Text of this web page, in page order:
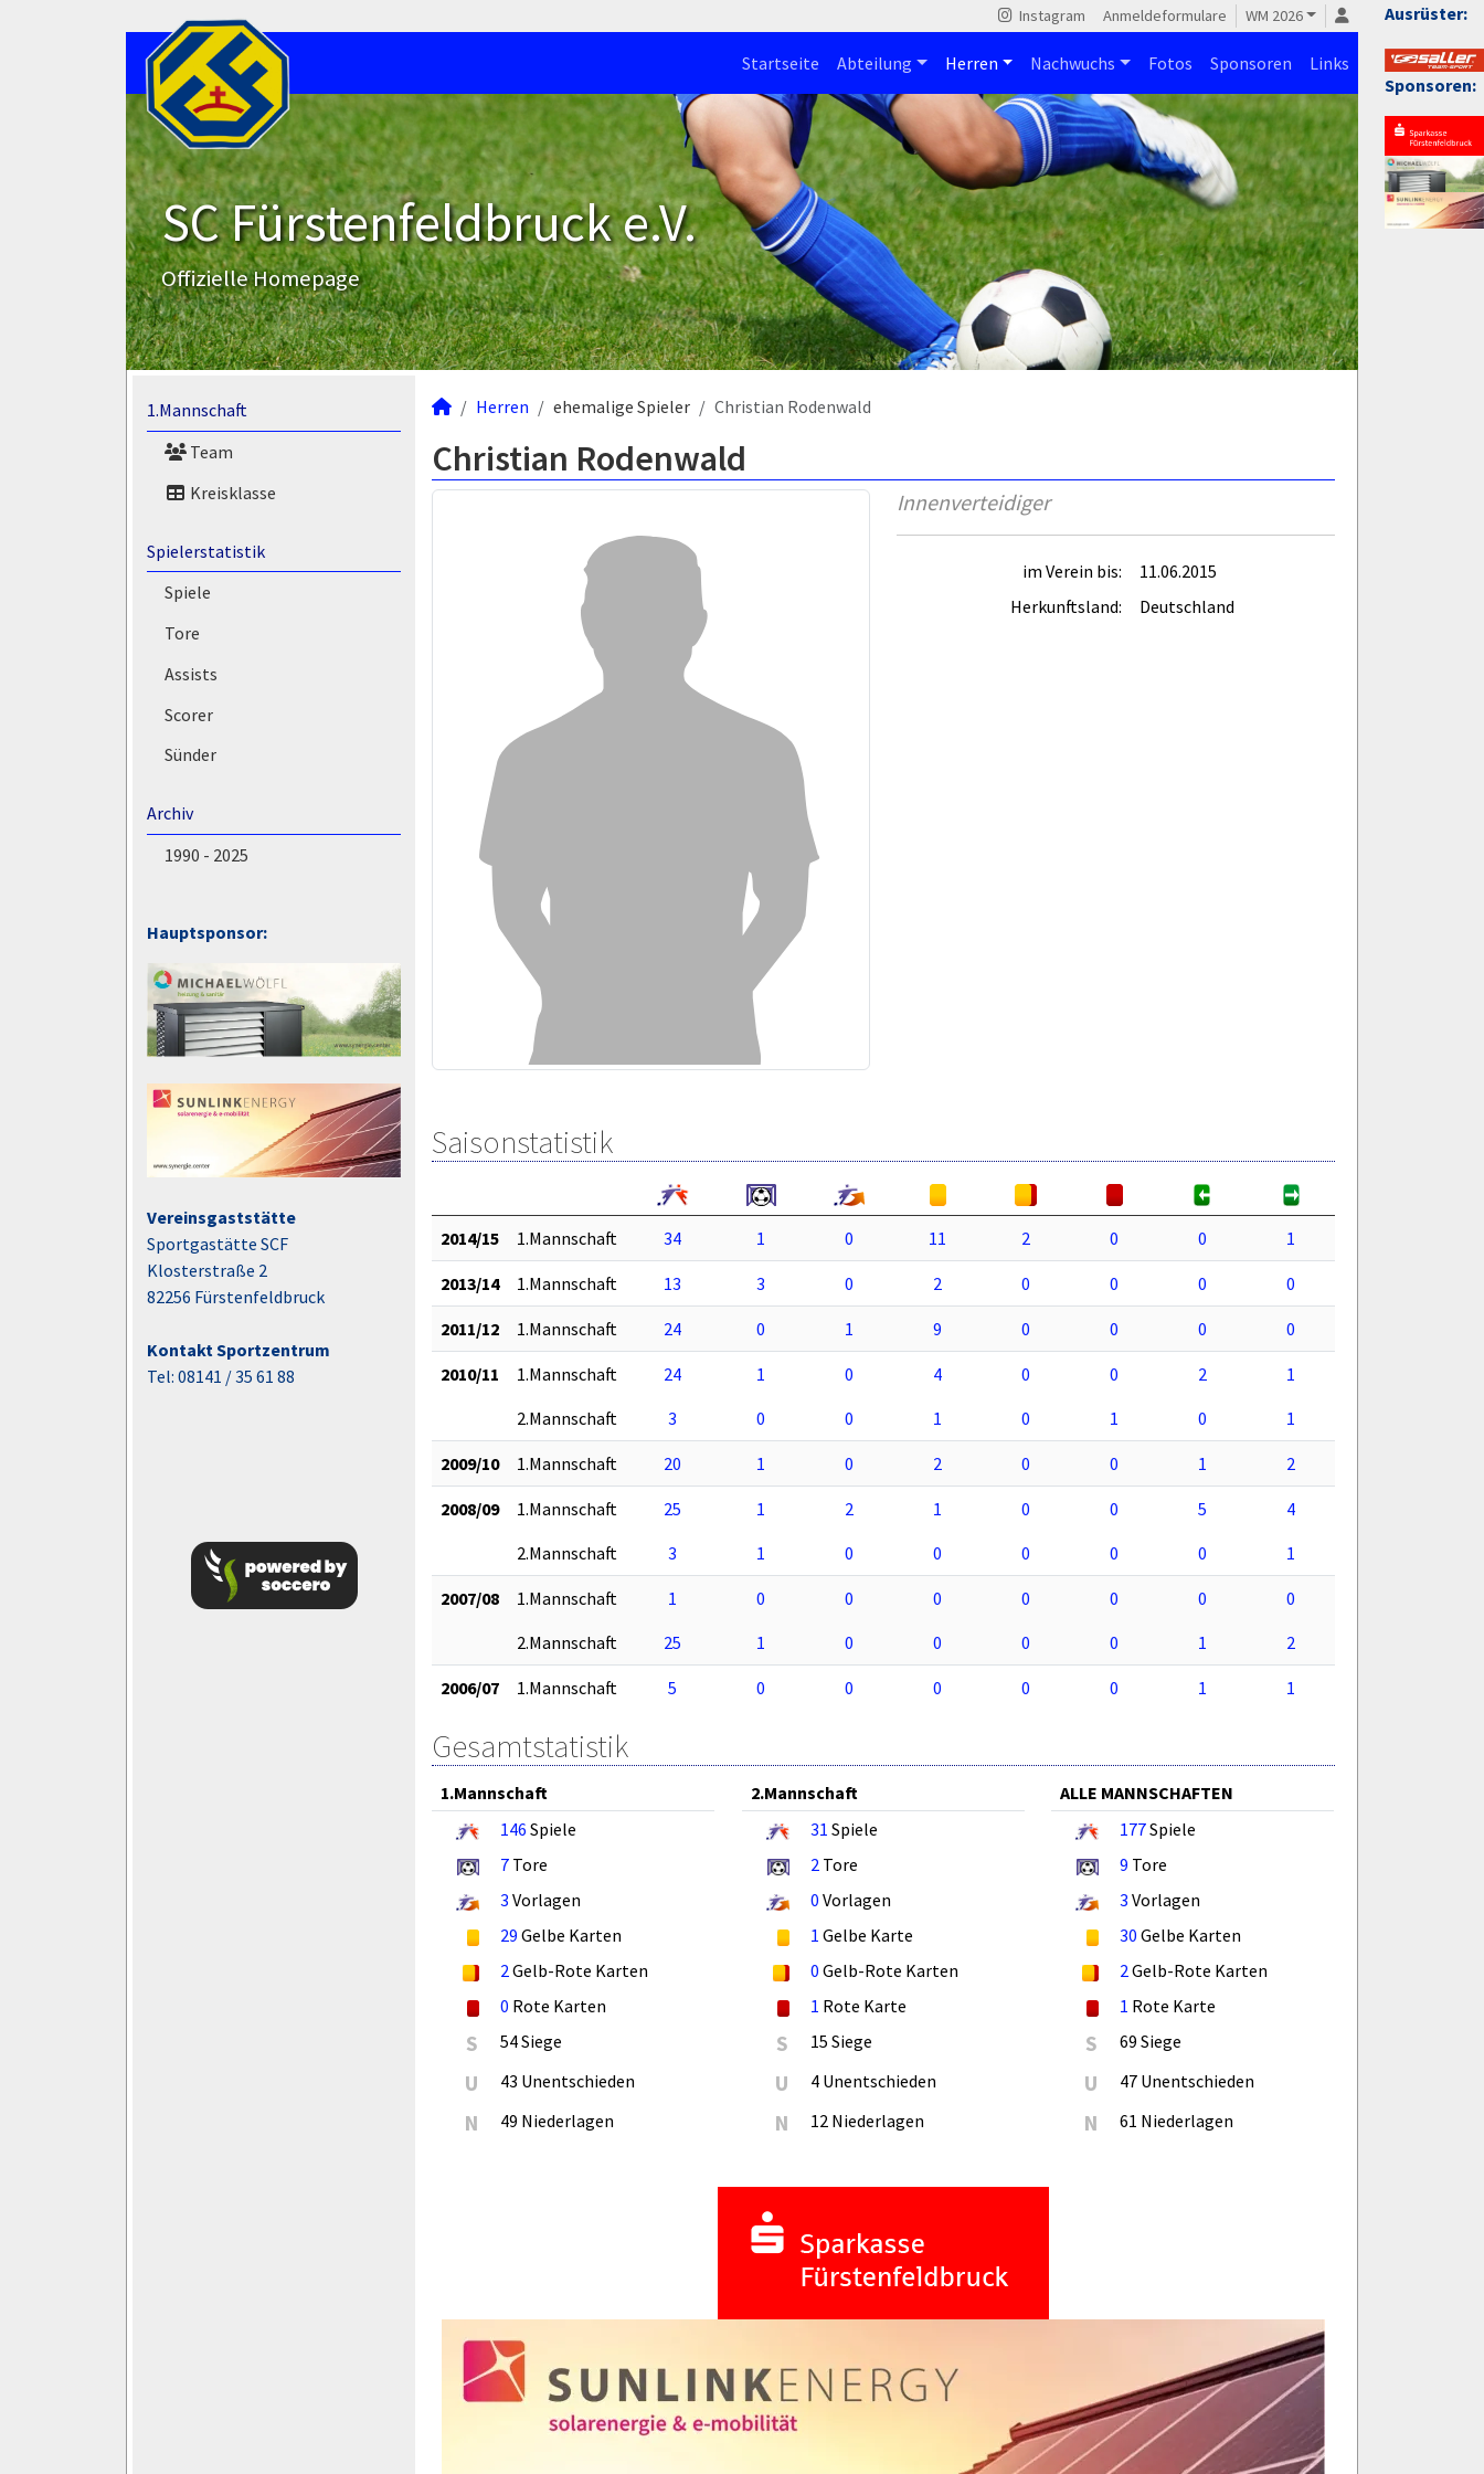
Ausrüster:
Sponsoren:
Instagram Anmeldeformulare WM 2026
Startseite Abteilung Herren Nachwuchs Fotos Sponsoren Links
SC Fürstenfeldbruck e.V.
Offizielle Homepage
1.Mannschaft
Team
Kreisklasse
Spielerstatistik
Spiele
Tore
Assists
Scorer
Sünder
Archiv
1990 - 2025
Hauptsponsor:
Vereinsgaststätte
Sportgastätte SCF
Klosterstraße 2
82256 Fürstenfeldbruck
Kontakt Sportzentrum
Tel: 08141 / 35 61 88
Herren ehemalige Spieler Christian Rodenwald
Christian Rodenwald
Innenverteidiger
im Verein bis:
11.06.2015
Herkunftsland:
Deutschland
Saisonstatistik
2014/15 1.Mannschaft 34 1 0 11 2 0 0 1
2013/14 1.Mannschaft 13 3 0 2 0 0 0 0
2011/12 1.Mannschaft 24 0 1 9 0 0 0 0
2010/11 1.Mannschaft 24 1 0 4 0 0 2
1
2.Mannschaft
3 0 0 1 0 1 0 1
2009/10 1.Mannschaft 20 1 0 2 0 0 1 2
2008/09 1.Mannschaft 25 1 2 1 0 0 5
4
2.Mannschaft
3 1 0 0 0 0 0 1
2007/08 1.Mannschaft 1 0 0 0 0 0 0
0
2.Mannschaft
25 1 0 0 0 0 1 2
2006/07 1.Mannschaft 5 0 0 0 0 0 1 1
Gesamtstatistik
1.Mannschaft
146 Spiele
7 Tore
3 Vorlagen
29 Gelbe Karten
2Gelb-Rote Karten
0 Rote Karten
S 54 Siege
U 43 Unentschieden
N 49 Niederlagen
2.Mannschaft
31 Spiele
2Tore
0 Vorlagen
1 Gelbe Karte
0 Gelb-Rote Karten
1 Rote Karte
S 15 Siege
U 4 Unentschieden
N 12 Niederlagen
ALLE MANNSCHAFTEN
177Spiele
9 Tore
3 Vorlagen
30 Gelbe Karten
2Gelb-Rote Karten
1 Rote Karte
S 69 Siege
U 47 Unentschieden
N 61 Niederlagen